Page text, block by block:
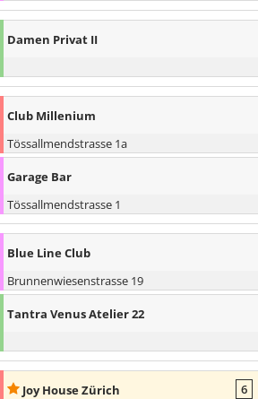
Damen Privat II
Club Millenium
Tössallmendstrasse 1a
Garage Bar
Tössallmendstrasse 1
Blue Line Club
Brunnenwiesenstrasse 19
Tantra Venus Atelier 22
Joy House Zürich 6